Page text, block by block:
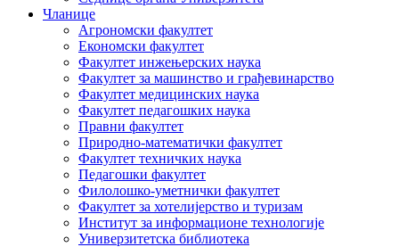
Чланице
Агрономски факултет
Економски факултет
Факултет инжењерских наука
Факултет за машинство и грађевинарство
Факултет медицинских наука
Факултет педагошких наука
Правни факултет
Природно-математички факултет
Факултет техничких наука
Педагошки факултет
Филолошко-уметнички факултет
Факултет за хотелијерство и туризам
Институт за информационе технологије
Универзитетска библиотека